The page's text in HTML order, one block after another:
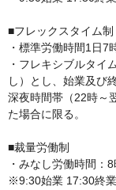
■フレックスタイム制
・標準労働時間1日7
・フレキシブルタイ
し）とし、始業及び
深夜時間帯（22時～
た場合に限る。
■裁量労働制
・みなし労働時間：
※9:30始業 17:30終